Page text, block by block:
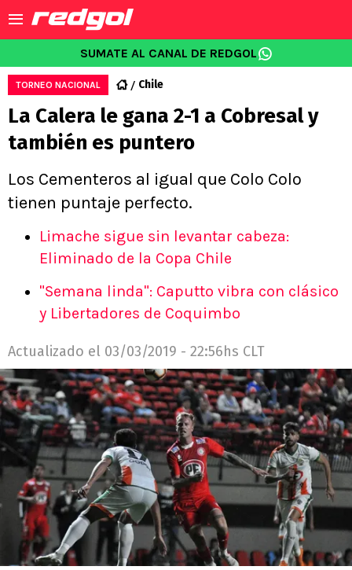
SUMATE AL CANAL DE REDGOL
TORNEO NACIONAL Chile
La Calera le gana 2-1 a Cobresal y
también es puntero
Los Cementeros al igual que Colo Colo
tienen puntaje perfecto.
Limache sigue sin levantar cabeza:
Eliminado de la Copa Chile
"Semana linda": Caputto vibra con clásico
y Libertadores de Coquimbo
Actualizado el 03/03/2019 - 22:56hs CLT